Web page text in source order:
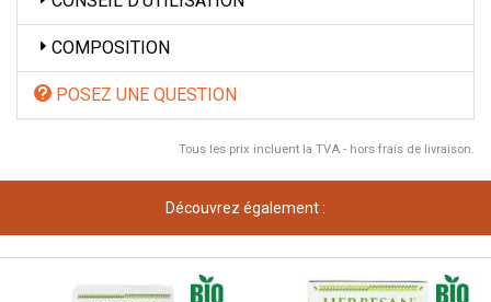
COMPOSITION
POSEZ UNE QUESTION
Tous les prix incluent la TVA - hors frais de livraison.
Découvrez également :